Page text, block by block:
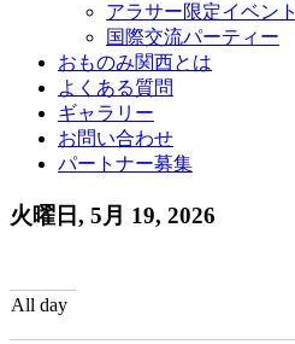
アラサー限定イベント
国際交流パーティー
おものみ関西とは
よくある質問
ギャラリー
お問い合わせ
パートナー募集
火曜日, 5月 19, 2026
All day